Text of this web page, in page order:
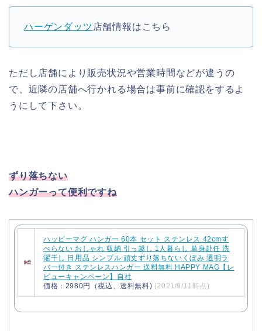
ハーゲンダッツ 店舗情報はこちら
ただし店舗により販売状況や営業時間などが違うの
で、近隣の店舗へ行かれる場合は事前に確認をするよ
うにして下さい。
ずり落ちない
ハンガーって便利ですね
ハッピーマグ ハンガー 60本 セット ステンレス 42cmす
べらない おしゃれ 収納 引っ越し 1人暮らし 単身赴任 洗
濯干し 日用品 シンプル 頑丈ずり落ちないくぼみ 透明ラ
バー付き ステンレスハンガー 送料無料 HAPPY MAG【レ
ビューキャンペーン】自社
価格：2980円（税込、送料無料) (2021/9/11時点)